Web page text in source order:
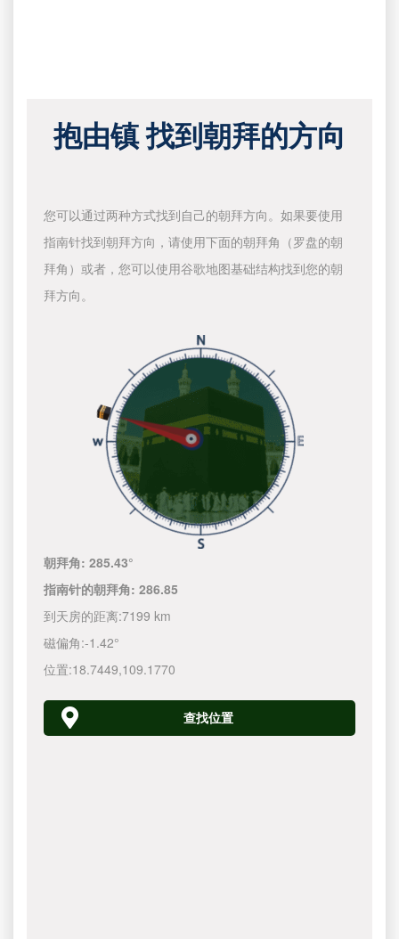
抱由镇 找到朝拜的方向
您可以通过两种方式找到自己的朝拜方向。如果要使用
指南针找到朝拜方向，请使用下面的朝拜角（罗盘的朝
拜角）或者，您可以使用谷歌地图基础结构找到您的朝
拜方向。
朝拜角:285.43°
指南针的朝拜角:286.85
到天房的距离:7199 km
磁偏角:-1.42°
位置:18.7449,109.1770
查找位置